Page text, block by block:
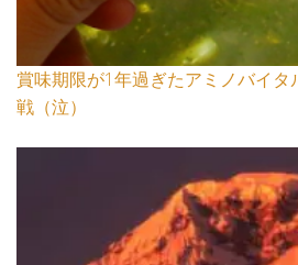
賞味期限が1年過ぎたアミノバイ
戦（泣）